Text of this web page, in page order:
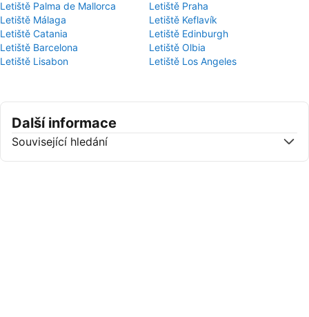
Letiště Palma de Mallorca
Letiště Praha
Letiště Málaga
Letiště Keflavík
Letiště Catania
Letiště Edinburgh
Letiště Barcelona
Letiště Olbia
Letiště Lisabon
Letiště Los Angeles
Další informace
Související hledání